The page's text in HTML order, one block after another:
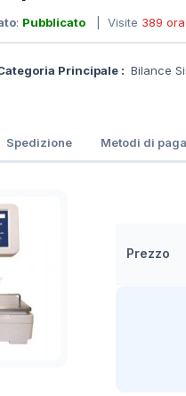
: Pubblicato | Visite 389 ora
Principale : Bilance
Spedizione Metodi di
Prezzo